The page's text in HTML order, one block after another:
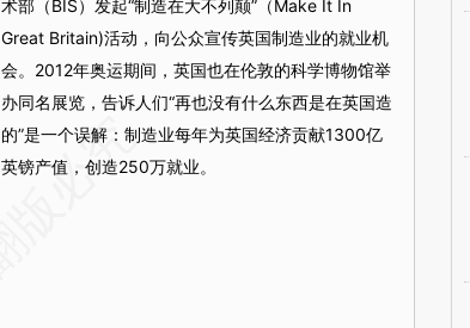
术部（BIS）发起“制造在大不列颠”（Make It In
Great Britain)活动，向公众宣传英国制造业的就业机
会。2012年奥运期间，英国也在伦敦的科学博物馆举
办同名展览，告诉人们“再也没有什么东西是在英国造
的”是一个误解：制造业每年为英国经济贡献1300亿
英镑产值，创造250万就业。